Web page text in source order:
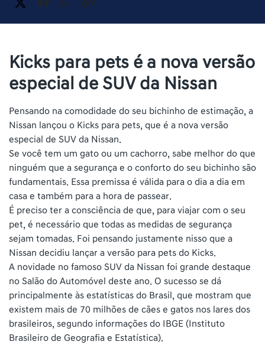
Kicks para pets é a nova versão
especial de SUV da Nissan
Pensando na comodidade do seu bichinho de estimação, a
Nissan lançou o Kicks para pets, que é a nova versão
especial de SUV da Nissan.
Se você tem um gato ou um cachorro, sabe melhor do que
ninguém que a segurança e o conforto do seu bichinho são
fundamentais. Essa premissa é válida para o dia a dia em
casa e também para a hora de passear.
É preciso ter a consciência de que, para viajar com o seu
pet, é necessário que todas as medidas de segurança
sejam tomadas. Foi pensando justamente nisso que a
Nissan decidiu lançar a versão para pets do Kicks.
A novidade no famoso SUV da Nissan foi grande destaque
no Salão do Automóvel deste ano. O sucesso se dá
principalmente às estatísticas do Brasil, que mostram que
existem mais de 70 milhões de cães e gatos nos lares dos
brasileiros, segundo informações do IBGE (Instituto
Brasileiro de Geografia e Estatística).